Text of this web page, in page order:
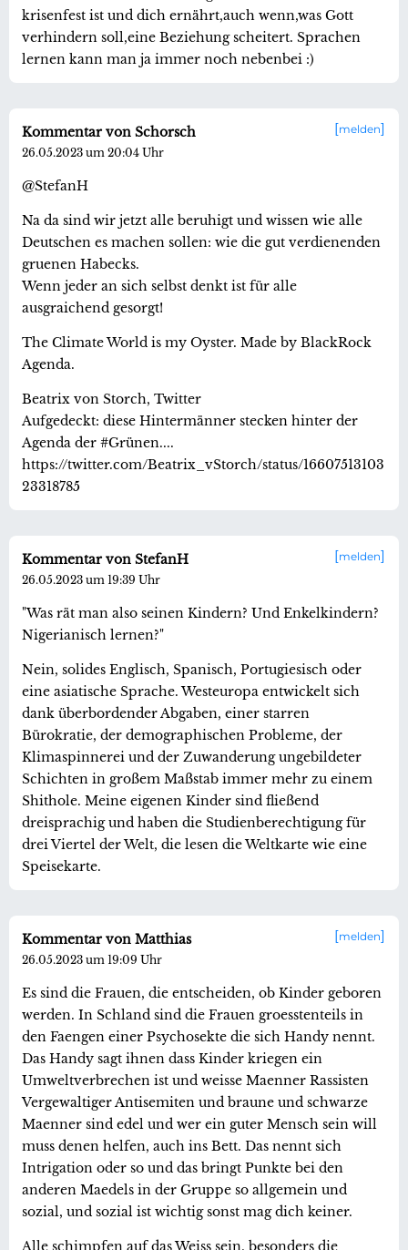
krisenfest ist und dich ernährt,auch wenn,was Gott
verhindern soll,eine Beziehung scheitert. Sprachen
lernen kann man ja immer noch nebenbei :)
melden
Kommentar von Schorsch
26.05.2023 um 20:04 Uhr
@StefanH
Na da sind wir jetzt alle beruhigt und wissen wie alle
Deutschen es machen sollen: wie die gut verdienenden
gruenen Habecks.
Wenn jeder an sich selbst denkt ist für alle
ausgraichend gesorgt!
The Climate World is my Oyster. Made by BlackRock
Agenda.
Beatrix von Storch, Twitter
Aufgedeckt: diese Hintermänner stecken hinter der
Agenda der #Grünen....
https://twitter.com/Beatrix_vStorch/status/16607513103
23318785
melden
Kommentar von StefanH
26.05.2023 um 19:39 Uhr
"Was rät man also seinen Kindern? Und Enkelkindern?
Nigerianisch lernen?"
Nein, solides Englisch, Spanisch, Portugiesisch oder
eine asiatische Sprache. Westeuropa entwickelt sich
dank überbordender Abgaben, einer starren
Bürokratie, der demographischen Probleme, der
Klimaspinnerei und der Zuwanderung ungebildeter
Schichten in großem Maßstab immer mehr zu einem
Shithole. Meine eigenen Kinder sind fließend
dreisprachig und haben die Studienberechtigung für
drei Viertel der Welt, die lesen die Weltkarte wie eine
Speisekarte.
melden
Kommentar von Matthias
26.05.2023 um 19:09 Uhr
Es sind die Frauen, die entscheiden, ob Kinder geboren
werden. In Schland sind die Frauen groesstenteils in
den Faengen einer Psychosekte die sich Handy nennt.
Das Handy sagt ihnen dass Kinder kriegen ein
Umweltverbrechen ist und weisse Maenner Rassisten
Vergewaltiger Antisemiten und braune und schwarze
Maenner sind edel und wer ein guter Mensch sein will
muss denen helfen, auch ins Bett. Das nennt sich
Intrigation oder so und das bringt Punkte bei den
anderen Maedels in der Gruppe so allgemein und
sozial, und sozial ist wichtig sonst mag dich keiner.
Alle schimpfen auf das Weiss sein, besonders die